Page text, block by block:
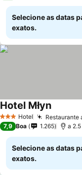
Selecione as datas
exatos.
3 EstrelasHotel Restaurante
Hotel MłynVer
7,9 Boa 1.265 a
Selecione as datas
exatos.